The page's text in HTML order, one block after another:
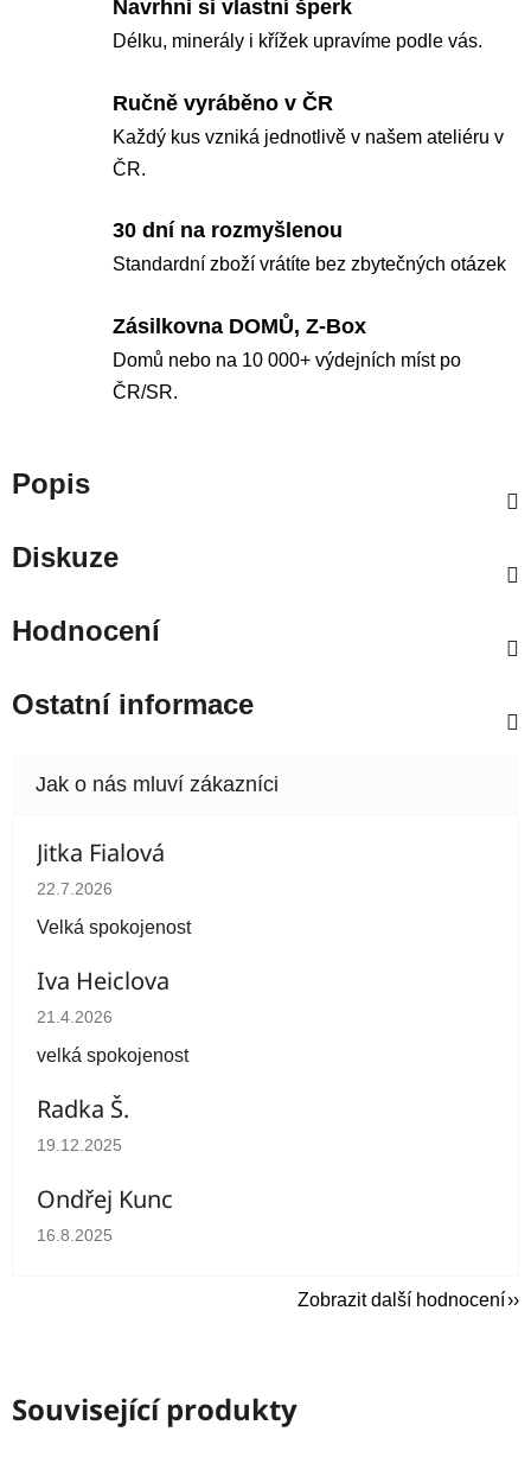
Navrhni si vlastní šperk
Délku, minerály i křížek upravíme podle vás.
Ručně vyráběno v ČR
Každý kus vzniká jednotlivě v našem ateliéru v
ČR.
30 dní na rozmyšlenou
Standardní zboží vrátíte bez zbytečných otázek
Zásilkovna DOMŮ, Z-Box
Domů nebo na 10 000+ výdejních míst po
ČR/SR.
Popis
Diskuze
Hodnocení
Ostatní informace
Jitka Fialová
Hodnocení obchodu je 5 z 5 hvězdiček.
22.7.2026
Velká spokojenost
Iva Heiclova
Hodnocení obchodu je 5 z 5 hvězdiček.
21.4.2026
velká spokojenost
Radka Š.
Hodnocení obchodu je 5 z 5 hvězdiček.
19.12.2025
Ondřej Kunc
Hodnocení obchodu je 5 z 5 hvězdiček.
16.8.2025
Zobrazit další hodnocení
Související produkty